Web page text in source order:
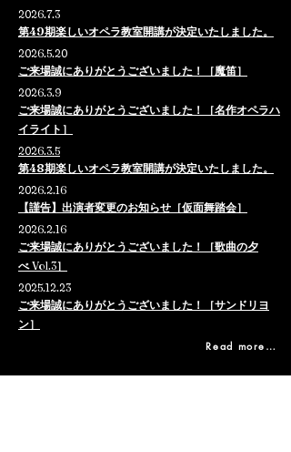
2026.7.3
第49期楽しいオペラ教室開講が決定いたしました。
2026.5.20
ご来場誠にありがとうございました！［魔笛］​
2026.3.9
​ご来場誠にありがとうございました！［名作オペラハ
イライト］
2026.3.5
第48期楽しいオペラ教室開講が決定いたしました。​
2026.2.16
【謹告】出演者変更のお知らせ［仮面舞踏会］​
2026.2.16
ご来場誠にありがとうございました！［歌曲の夕
べVol.3］​
2025.12.23
​ご来場誠にありがとうございました！［サンドリヨ
ン］
Read more…